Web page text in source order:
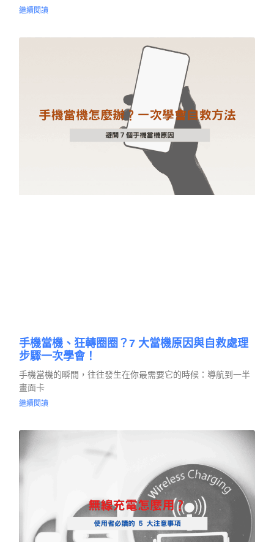
繼續閱讀
手機當機、狂轉圈圈？7 大當機原因與自救處理
步驟一次學會！
手機當機的瞬間，往往發生在你最需要它的時候：導航到一半
畫面卡
繼續閱讀